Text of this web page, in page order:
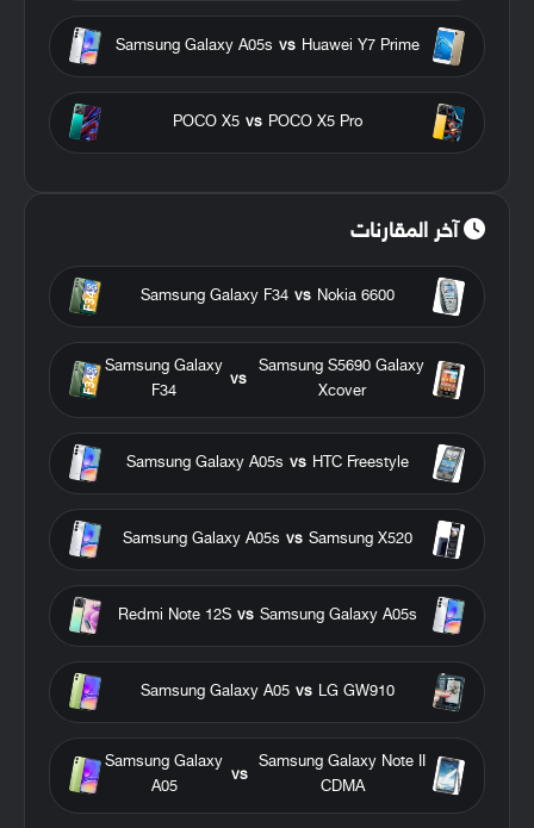
Huawei Y7 Prime
vs
Samsung Galaxy A05s
POCO X5 Pro
vs
POCO X5
آخر المقارنات
Nokia 6600
vs
Samsung Galaxy F34
Samsung S5690 Galaxy
Xcover
vs
Samsung Galaxy
F34
HTC Freestyle
vs
Samsung Galaxy A05s
Samsung X520
vs
Samsung Galaxy A05s
Samsung Galaxy A05s
vs
Redmi Note 12S
LG GW910
vs
Samsung Galaxy A05
Samsung Galaxy Note II
CDMA
vs
Samsung Galaxy
A05